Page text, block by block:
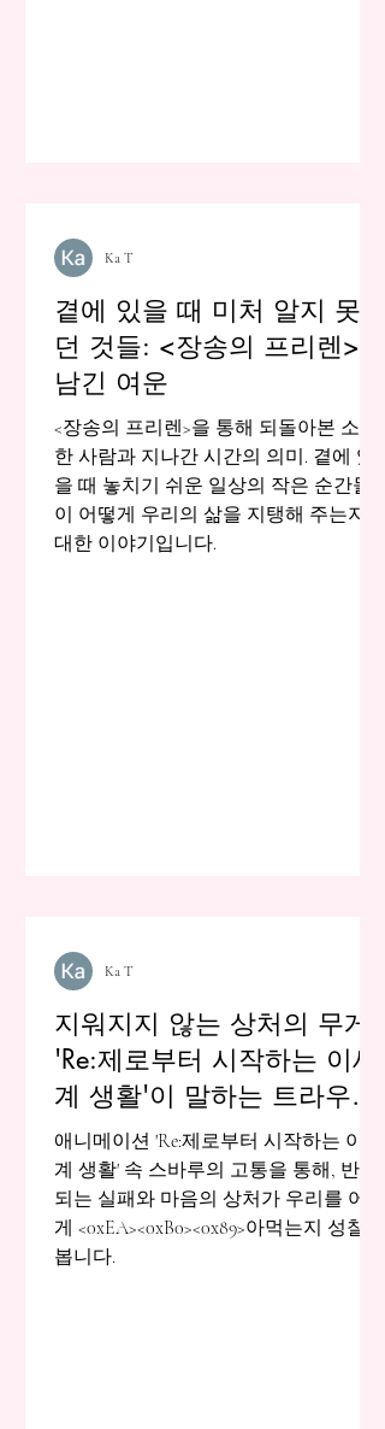
곁에 있을 때 미처 알지 못했
던 것들: <장송의 프리렌>이
남긴 여운
<장송의 프리렌>을 통해 되돌아본 소중
한 사람과 지나간 시간의 의미. 곁에 있
을 때 놓치기 쉬운 일상의 작은 순간들
이 어떻게 우리의 삶을 지탱해 주는지에
대한 이야기입니다.
Ka T
지워지지 않는 상처의 무게:
'Re:제로부터 시작하는 이세
계 생활'이 말하는 트라우마
의 실체
애니메이션 'Re:제로부터 시작하는 이세
계 생활' 속 스바루의 고통을 통해, 반복
되는 실패와 마음의 상처가 우리를 어떻
게 <0xEA><0xB0><0x89>아먹는지 성찰해
봅니다.
Ka T